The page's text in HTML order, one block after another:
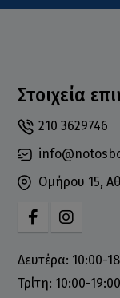
Στοιχεία
210 3629746
Ομήρου 15,
Δευτέρα: 10:00-
Τρίτη: 10:00-19:00